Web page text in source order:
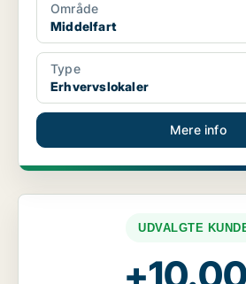
Område
Middelfart
Type
Erhvervslokaler
Mere info
UDVALGTE